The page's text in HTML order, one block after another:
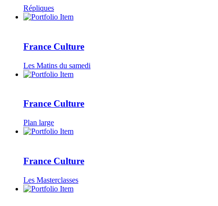
Répliques
France Culture
Les Matins du samedi
France Culture
Plan large
France Culture
Les Masterclasses